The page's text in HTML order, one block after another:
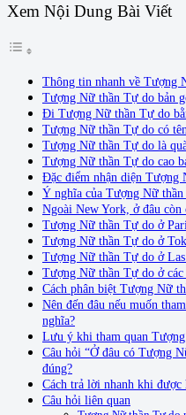
Xem Nội Dung Bài Viết
Thông tin nhanh về Tượng
Tượng Nữ thần Tự do bản
Đi Tượng Nữ thần Tự do
Tượng Nữ thần Tự do có
Tượng Nữ thần Tự do là
Tượng Nữ thần Tự do cao
Đặc điểm nhận diện Tượng
Ý nghĩa của Tượng Nữ
Ngoài New York, ở đâu
Tượng Nữ thần Tự do ở
Tượng Nữ thần Tự do ở
Tượng Nữ thần Tự do ở
Tượng Nữ thần Tự do ở
Cách phân biệt Tượng Nữ
Nên đến đâu nếu muốn
nghĩa?
Lưu ý khi tham quan
Câu hỏi “Ở đâu có Tượng
đúng?
Cách trả lời nhanh khi được
Câu hỏi liên quan